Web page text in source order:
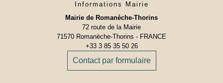
Informations Mairie
Mairie de Romanèche-Thorins
72 route de la Mairie
71570 Romanèche-Thorins - FRANCE
+33 3 85 35 50 26
Contact par formulaire